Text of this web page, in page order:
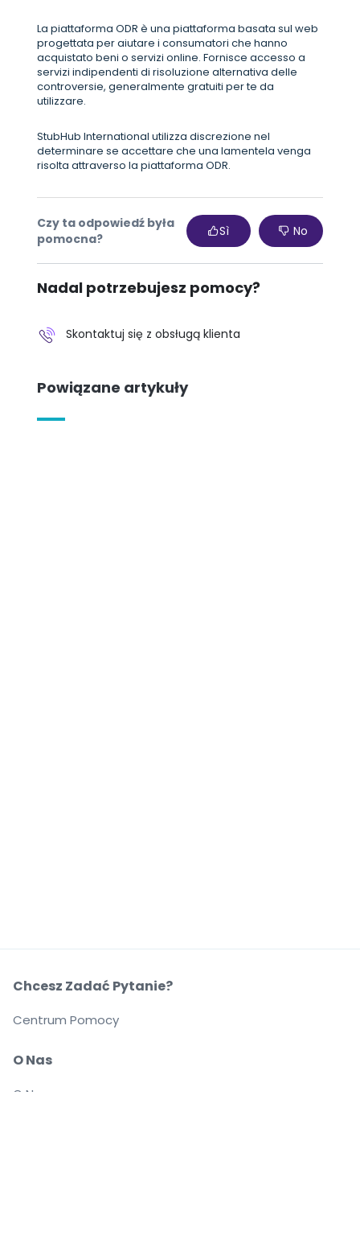
La piattaforma ODR è una piattaforma basata sul web
progettata per aiutare i consumatori che hanno
acquistato beni o servizi online. Fornisce accesso a
servizi indipendenti di risoluzione alternativa delle
controversie, generalmente gratuiti per te da
utilizzare.
StubHub International utilizza discrezione nel
determinare se accettare che una lamentela venga
risolta attraverso la piattaforma ODR.
Czy ta odpowiedź była
pomocna?
Sì No
Nadal potrzebujesz pomocy?
Skontaktuj się z obsługą klienta
Powiązane artykuły
O Nas
O Nas
Chcesz Zadać Pytanie?
Centrum Pomocy